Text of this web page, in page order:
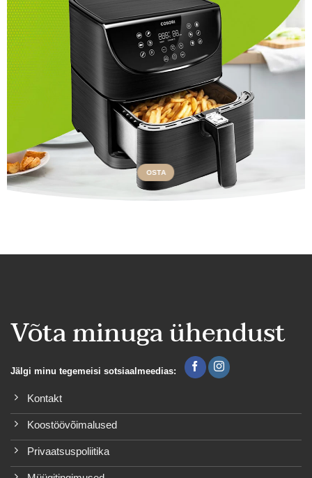
OSTA
Võta minuga ühendust
Jälgi minu tegemeisi sotsiaalmeedias:
Kontakt
Koostöövõimalused
Privaatsuspoliitika